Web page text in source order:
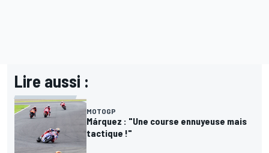
Lire aussi :
MOTOGP
Márquez : "Une course ennuyeuse mais
tactique !"